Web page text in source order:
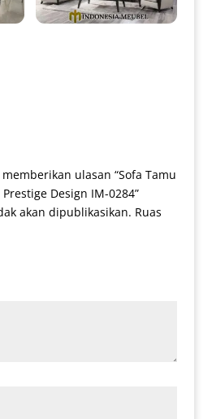
ulasan “Sofa Tamu
Design IM-0284”
akan dipublikasikan. Ruas